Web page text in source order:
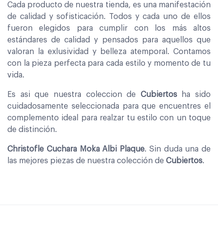
Cada producto de nuestra tienda, es una manifestación
de calidad y sofisticación. Todos y cada uno de ellos
fueron elegidos para cumplir con los más altos
estándares de calidad y pensados para aquellos que
valoran la exlusividad y belleza atemporal. Contamos
con la pieza perfecta para cada estilo y momento de tu
vida.
Es asi que nuestra coleccion de Cubiertosha sido
cuidadosamente seleccionada para que encuentres el
complemento ideal para realzar tu estilo con un toque
de distinción.
Christofle Cuchara Moka Albi Plaque. Sin duda una de
las mejores piezas de nuestra colección de Cubiertos.